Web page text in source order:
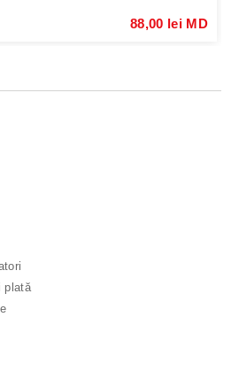
88,00 lei MD
plată